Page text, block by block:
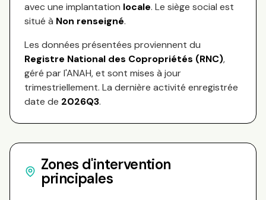
avec une implantation locale. Le siège social est
situé à Non renseigné.
Les données présentées proviennent du
Registre National des Copropriétés (RNC),
géré par l'ANAH, et sont mises à jour
trimestriellement. La dernière activité enregistrée
date de 2026Q3.
Zones d'intervention
principales